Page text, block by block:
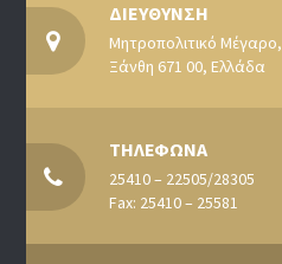
ΔΙΕΥΘΥΝΣΗ
Μητροπολιτικό Μέγαρο,
Ξάνθη 671 00, Ελλάδα
ΤΗΛΕΦΩΝΑ
25410 – 22505/28305
Fax: 25410 – 25581